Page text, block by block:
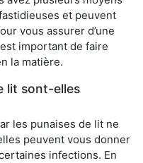
et peuvent
vous assurer d’une
important de faire
la matière.
lit sont-elles
les punaises de lit ne
peuvent vous donner
infections. En